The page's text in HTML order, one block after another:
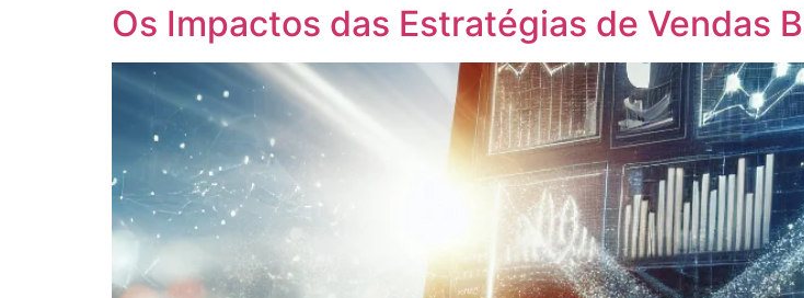
Os Impactos das Estratégias de Vendas